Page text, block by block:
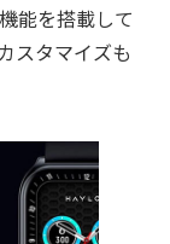
能を搭載して
スタマイズも